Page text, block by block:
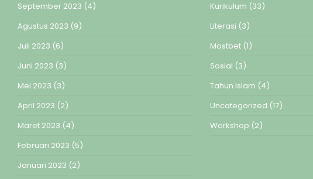
September 2023 (4)
Agustus 2023 (9)
Juli 2023 (6)
Juni 2023 (3)
Mei 2023 (3)
April 2023 (2)
Maret 2023 (4)
Februari 2023 (5)
Januari 2023 (2)
Kurikulum (33)
Literasi (3)
Mostbet(1)
Sosial (3)
Tahun Islam (4)
Uncategorized (17)
Workshop (2)